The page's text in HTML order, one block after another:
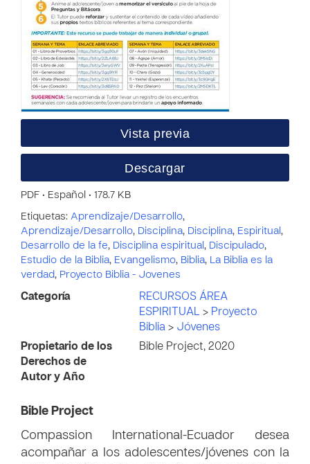
Vista previa
Descargar
PDF • Español • 178.7 KB
Etiquetas: Aprendizaje/Desarrollo,
Aprendizaje/Desarrollo, Disciplina, Disciplina, Espiritual ,
Desarrollo de la fe, Disciplina espiritual , Discipulado,
Estudio de la Biblia, Evangelismo, Biblia, La Biblia es la
verdad, Proyecto Biblia - Jovenes
Categoría
RECURSOS ÁREA
ESPIRITUAL > Proyecto
Biblia > Jóvenes
Propietario de los
Derechos de
Autor y Año
Bible Project, 2020
Bible Project
Compassion International-Ecuador desea
acompañar a los adolescentes/jóvenes con la